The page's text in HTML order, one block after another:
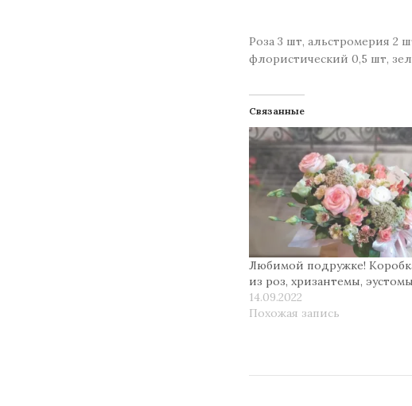
Роза 3 шт, альстромерия 2
флористический 0,5 шт,
Связанные
Любимой подружке!
из роз, хризантемы, эустомы
14.09.2022
Похожая запись